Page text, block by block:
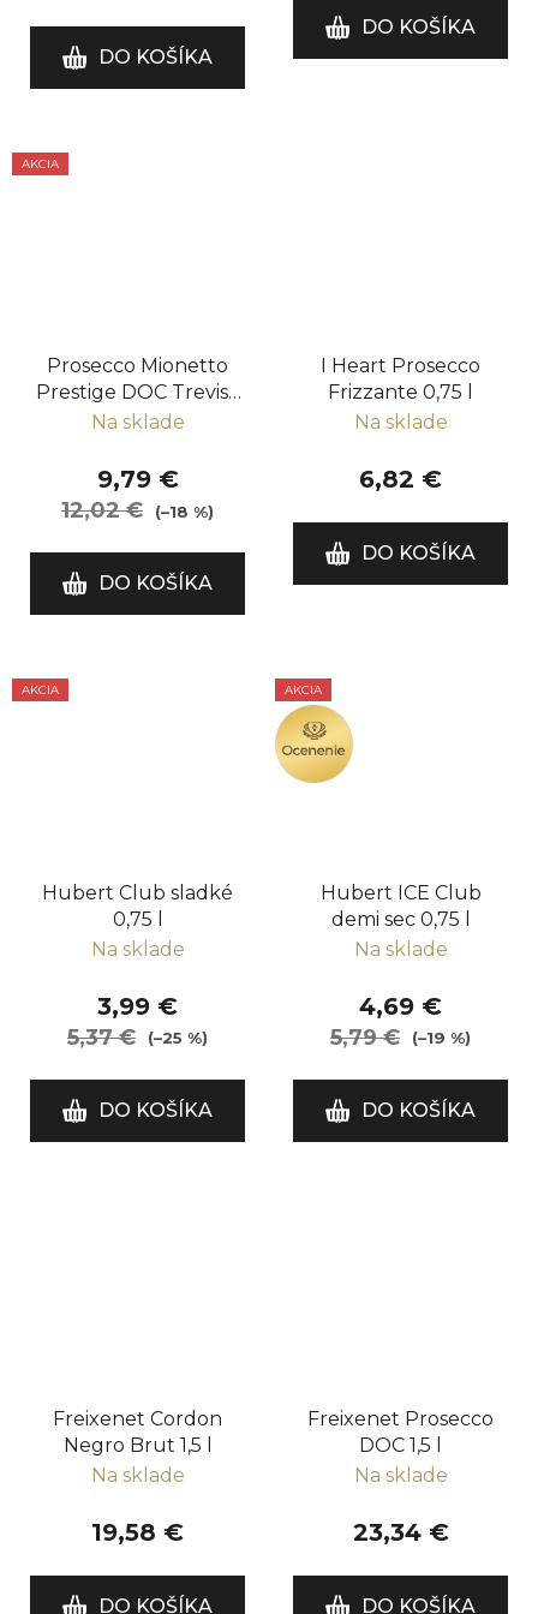
DO KOŠÍKA
DO KOŠÍKA
AKCIA
Prosecco Mionetto
Prestige DOC Treviso
brut orange
Na sklade
9,79 €
12,02 € (–18 %)
DO KOŠÍKA
I Heart Prosecco
Frizzante 0,75 l
Na sklade
6,82 €
DO KOŠÍKA
AKCIA
Hubert Club sladké
0,75 l
Na sklade
3,99 €
5,37 € (–25 %)
DO KOŠÍKA
AKCIA
OCENENIE
Hubert ICE Club
demi sec 0,75 l
Na sklade
4,69 €
5,79 € (–19 %)
DO KOŠÍKA
Freixenet Cordon
Negro Brut 1,5 l
Na sklade
19,58 €
DO KOŠÍKA
Freixenet Prosecco
DOC 1,5 l
Na sklade
23,34 €
DO KOŠÍKA